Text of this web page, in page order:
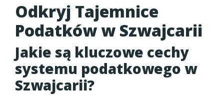
Odkryj Tajemnice
Podatków w Szwajcarii
Jakie są kluczowe cechy
systemu podatkowego w
Szwajcarii?